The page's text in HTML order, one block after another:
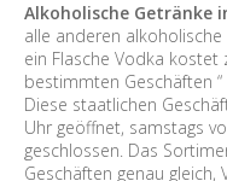
Alkoholische Getränke
alle anderen
ein Flasche Vodka kostet
bestimmten Geschäften “
Diese staatlichen
Uhr geöffnet, samstags
geschlossen. Das
Geschäften genau